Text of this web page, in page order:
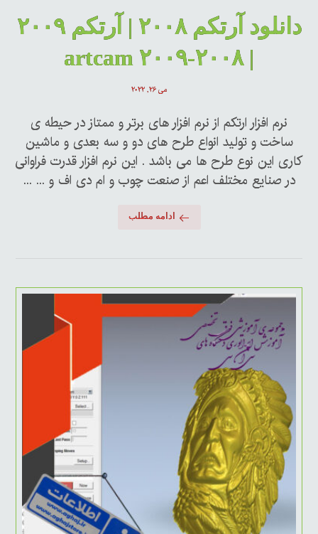
دانلود آرتکم ۲۰۰۸ | آرتکم ۲۰۰۹
| artcam ۲۰۰۹-۲۰۰۸
می ۲۶, ۲۰۲۲
نرم افزار ارتکم از نرم افزار های برتر و ممتاز در حیطه ی
ساخت و تولید انواع طرح های دو و سه بعدی و ماشین
کاری این نوع طرح ها می باشد . این نرم افزار قدرت فراوانی
در صنایع مختلف اعم از صنعت چوب و ام دی اف و ... ...
ادامه مطلب